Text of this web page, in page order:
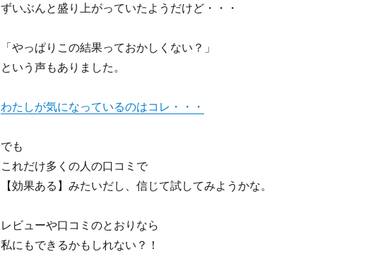
ずいぶんと盛り上がっていたようだけど・・・
「やっぱりこの結果っておかしくない？」
という声もありました。
わたしが気になっているのはコレ・・・
でも
これだけ多くの人の口コミで
【効果ある】みたいだし、信じて試してみようかな。
レビューや口コミのとおりなら
私にもできるかもしれない？！